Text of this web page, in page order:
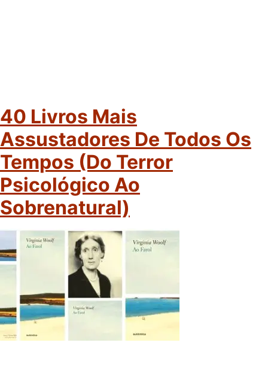
40 Livros Mais
Assustadores De Todos Os
Tempos (do Terror
Psicológico Ao
Sobrenatural)